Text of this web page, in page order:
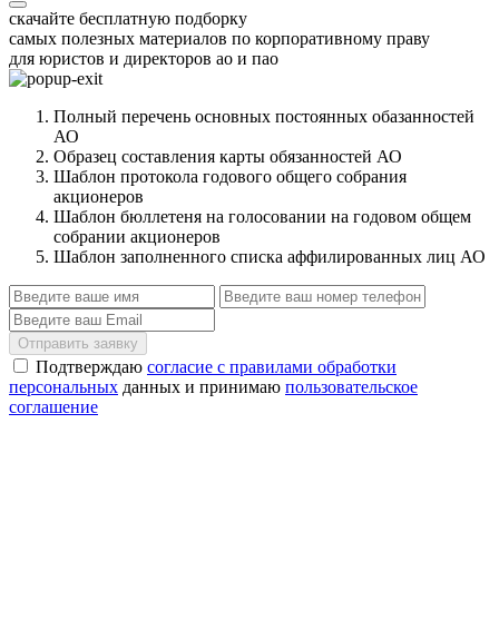
скачайте бесплатную подборку
самых полезных материалов по корпоративному праву
для юристов и директоров ао и пао
Полный перечень основных постоянных обазанностей
АО
Образец составления карты обязанностей АО
Шаблон протокола годового общего собрания
акционеров
Шаблон бюллетеня на голосовании на годовом общем
собрании акционеров
Шаблон заполненного списка аффилированных лиц АО
Отправить заявку
Подтверждаю согласие с правилами обработки
персональных данных и принимаю пользовательское
соглашение